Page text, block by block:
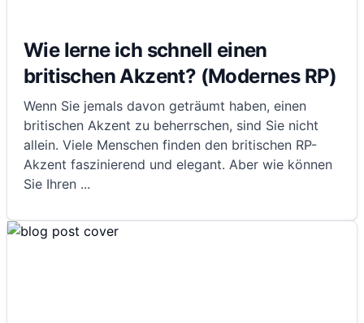
Wie lerne ich schnell einen
britischen Akzent? (Modernes RP)
Wenn Sie jemals davon geträumt haben, einen
britischen Akzent zu beherrschen, sind Sie nicht
allein. Viele Menschen finden den britischen RP-
Akzent faszinierend und elegant. Aber wie können
Sie Ihren ...